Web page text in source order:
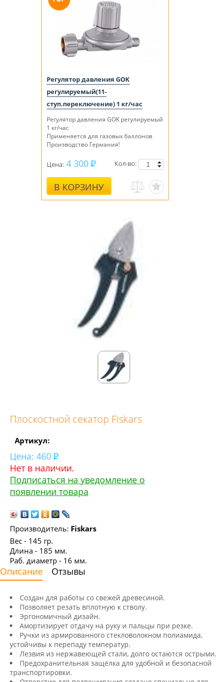
Регулятор давления GOK
регулируемый(11-
ступ.переключение) 1 кг/час
Регулятор давления GOK регулируемый
1 кг/час
Применяется для газовых баллонов
Производство Германия!
Цена: 4 300
В КОРЗИНУ
Кол-во:
Плоскостной секатор Fiskars
Артикул:
Цена: 460
Нет в наличии.
Подписаться на уведомление о
появлении товара
Производитель: Fiskars
Вес - 145 гр.
Длина - 185 мм.
Раб. диаметр - 16 мм.
Описание Отзывы
Создан для работы со свежей древесиной.
Позволяет резать вплотную к стволу.
Эргономичный дизайн.
Амортизирует отдачу на руку и пальцы при резке.
Ручки из армированного стекловолокном полиамида,
устойчивы к перепаду температур.
Лезвия из нержавеющей стали, долго остаются острыми.
Предохранительная защёлка для удобной и безопасной
транспортировки.